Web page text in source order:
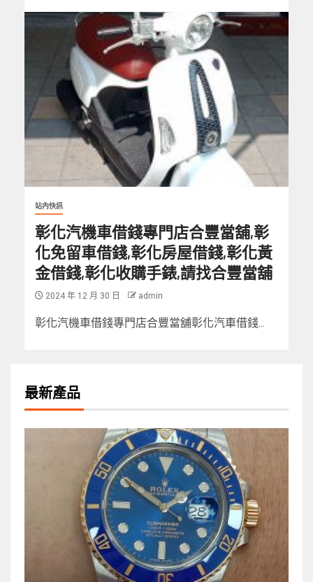
站內快訊
彰化汽機車借錢專門店合豐當舖,彰
化免留車借錢,彰化房屋借錢,彰化黃
金借錢,彰化收購手錶,請找合豐當舖
2024 年 12 月 30 日 admin
彰化汽機車借錢專門店合豐當舖彰化汽車借錢...
最新產品